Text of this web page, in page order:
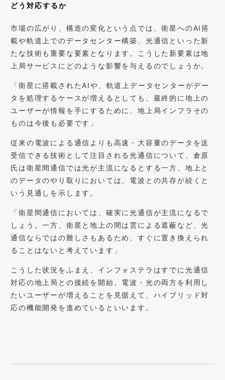
どう対応するか
市場の広がり、構造の変化という点では、衛星へのAI搭
載や軌道上でのデータセンター構築、光通信といった新
たな技術も重要な要素となります。こうした新要素は地
上局サービスにどのような影響を与えるのでしょうか。
「衛星に搭載されたAIや、軌道上データセンターがデー
タを処理するケースが増えるとしても、最終的に地上の
ユーザーが情報を手にするために、地上局インフラその
ものは今後も必要です」
従来の電波による通信よりも高速・大容量のデータを送
受信できる技術として注目される光通信について、倉原
氏は衛星間通信では光が主流になるとする一方、地上と
のデータのやり取りにおいては、電波との共存が続くと
いう見通しを示します。
「衛星間通信においては、確実に光通信が主流になるで
しょう。一方、衛星と地上の間は雲による遮蔽など、光
通信ならではの難しさもあるため、すぐに置き換えられ
ることはないと考えています」
こうした状況をふまえ、インフォステラはすでに光通信
対応の地上局との接続を開始。電波・光の両方を利用し
たいユーザーが増えることを見据えて、ハイブリッド対
応の機能開発を進めているといいます。